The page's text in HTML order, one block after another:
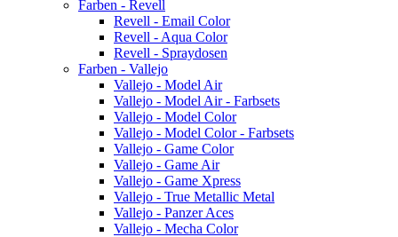
Farben - Revell
Revell - Email Color
Revell - Aqua Color
Revell - Spraydosen
Farben - Vallejo
Vallejo - Model Air
Vallejo - Model Air - Farbsets
Vallejo - Model Color
Vallejo - Model Color - Farbsets
Vallejo - Game Color
Vallejo - Game Air
Vallejo - Game Xpress
Vallejo - True Metallic Metal
Vallejo - Panzer Aces
Vallejo - Mecha Color